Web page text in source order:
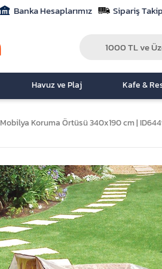
Banka Hesaplarımız Sipariş Takip
Havuz ve Plaj Kafe &
Mobilya Koruma Örtüsü 340x190 cm |